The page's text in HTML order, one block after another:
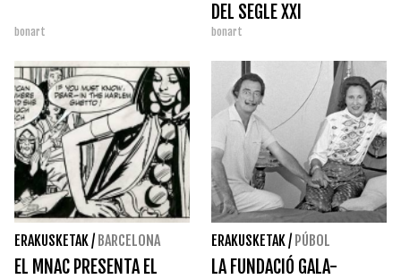
bonart
DEL SEGLE XXI
bonart
ERAKUSKETAK/ BARCELONA
EL MNAC PRESENTA EL
ERAKUSKETAK/ PÚBOL
LA FUNDACIÓ GALA-